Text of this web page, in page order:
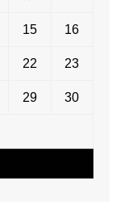
15 16
22 23
29 30